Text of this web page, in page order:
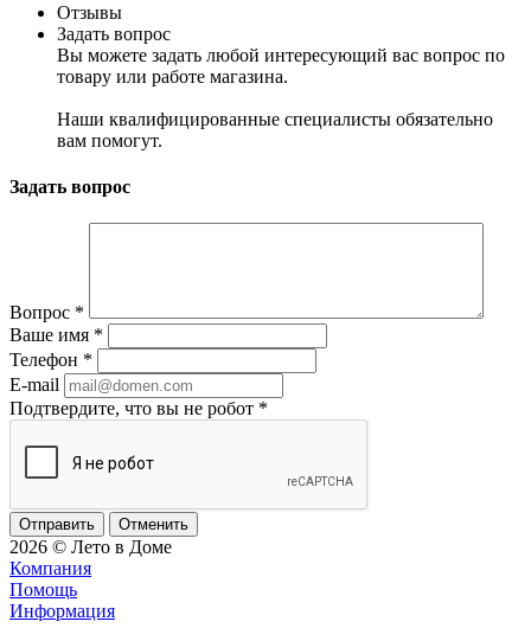
Отзывы
Задать вопрос
Вы можете задать любой интересующий вас вопрос по
товару или работе магазина.
Наши квалифицированные специалисты обязательно
вам помогут.
Задать вопрос
Вопрос *
Ваше имя *
Телефон *
E-mail
Подтвердите, что вы не робот *
Отменить
2026 © Лето в Доме
Компания
Помощь
Информация